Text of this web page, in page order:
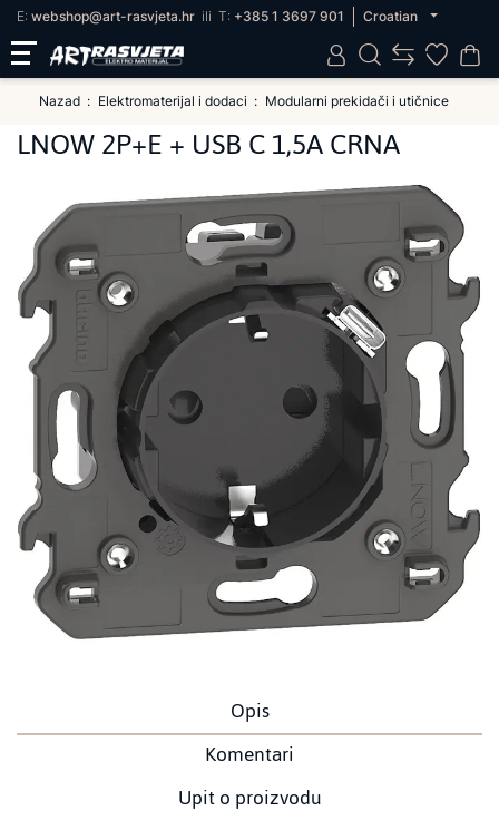
E: webshop@art-rasvjeta.hr ili T: +385 1 3697 901 Croatian
Nazad Elektromaterijal i dodaci Modularni prekidači i utičnice
LNOW 2P+E + USB C 1,5A CRNA
Opis
Komentari
Upit o proizvodu